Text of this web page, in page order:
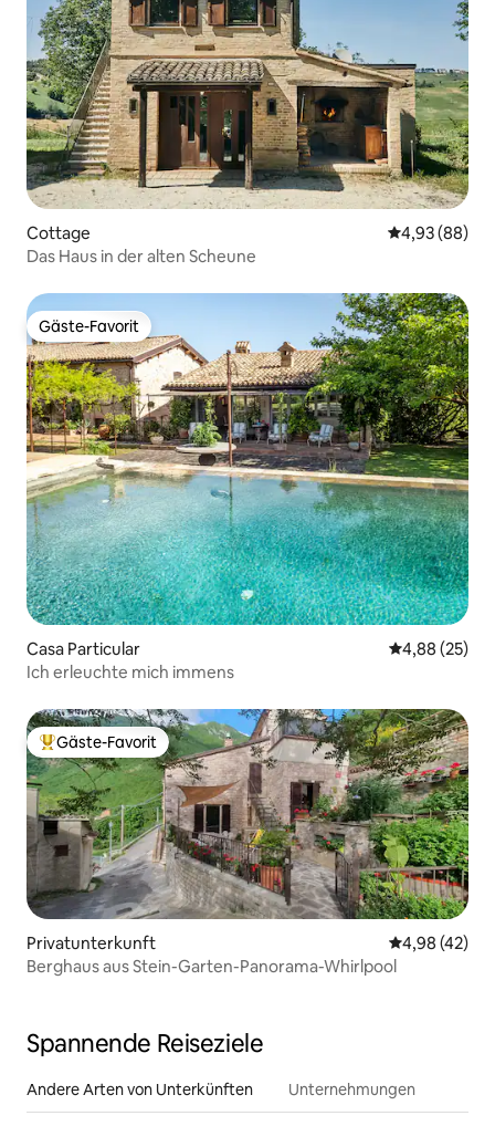
Cottage
4,93 (88)
Das Haus in der alten Scheune
Gäste-Favorit
Gäste-Favorit
Casa Particular
4,88 (25)
Ich erleuchte mich immens
Beliebter Gäste-Favorit.
Gäste-Favorit
Privatunterkunft
4,98 (42)
Berghaus aus Stein-Garten-Panorama-Whirlpool
Spannende Reiseziele
Andere Arten von Unterkünften Unternehmungen